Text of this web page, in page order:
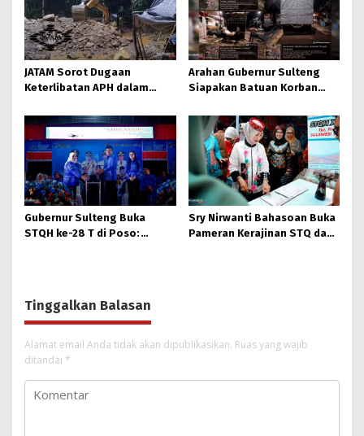
JATAM Sorot Dugaan
Keterlibatan APH dalam
Arahan Gubernur Sulteng
Siapakan Batuan Korban
Moutong Gerak Cepat
Distribusi
Gubernur Sulteng Buka
STQH ke-28 T di Poso:
Sry Nirwanti Bahasoan Buka
Pameran Kerajinan STQ dan
Tinggalkan Balasan
Alamat email Anda tidak akan dipublikasikan. Ruas yang wajib
ditandai *